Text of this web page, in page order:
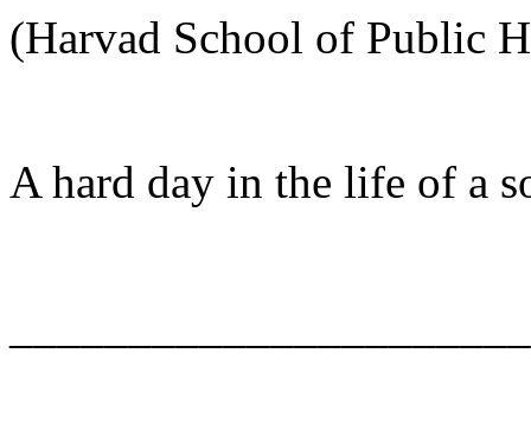
(Harvad School of Public
A hard day in the life of a